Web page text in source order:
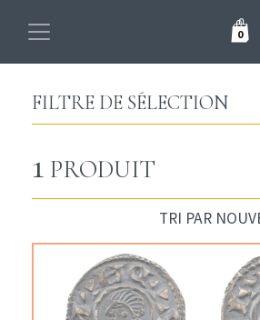
0
FILTRE DE SÉLECTION
1 PRODUIT